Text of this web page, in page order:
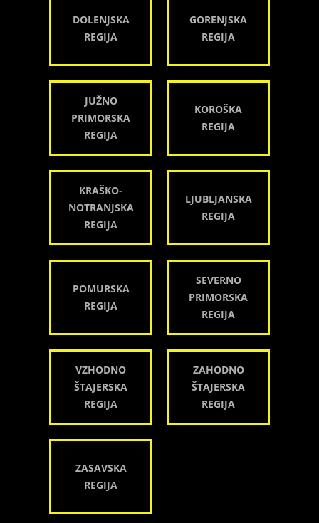
DOLENJSKA
REGIJA
GORENJSKA
REGIJA
JUŽNO
PRIMORSKA
REGIJA
KOROŠKA
REGIJA
KRAŠKO-
NOTRANJSKA
REGIJA
LJUBLJANSKA
REGIJA
POMURSKA
REGIJA
SEVERNO
PRIMORSKA
REGIJA
VZHODNO
ŠTAJERSKA
REGIJA
ZAHODNO
ŠTAJERSKA
REGIJA
ZASAVSKA
REGIJA